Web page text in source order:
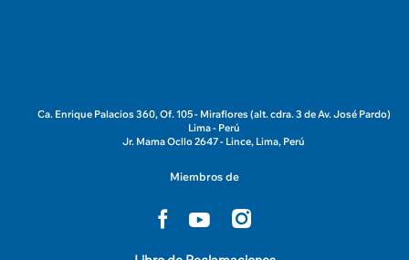
Ca. Enrique Palacios 360, Of. 105 - Miraflores (alt. cdra. 3 de Av. José Pardo)
Lima - Perú
Jr. Mama Ocllo 2647 - Lince, Lima, Perú
Miembros de